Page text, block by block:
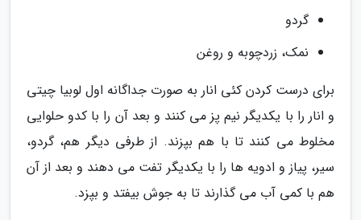
گردو
نمک، زردچوبه و روغن
برای درست کردن کئی انار به صورت جداگانه اول لوبیا چیتی
و انار را با یکدیگر نیم پز می کنند و بعد آن را با کدو حلوایی
مخلوط می کنند تا با هم بپزند. از طرفی دیگر هم، گردو،
سیر، پیاز و ادویه ها را با یکدیگر تفت می دهند و بعد از آن
هم با کمی آب می گذارند تا به جوش بیفتد و بپزد.